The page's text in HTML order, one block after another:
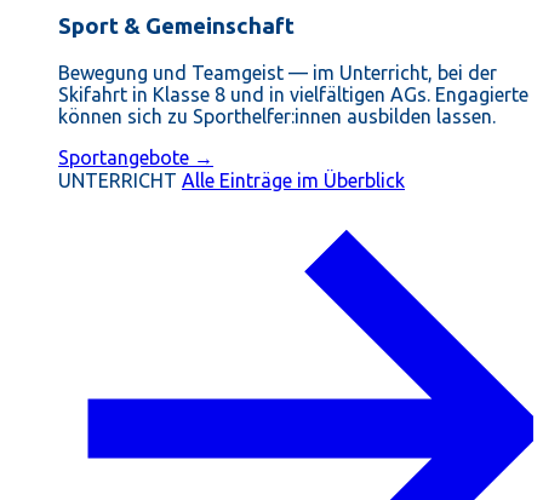
Sport & Gemeinschaft
Bewegung und Teamgeist — im Unterricht, bei der
Skifahrt in Klasse 8 und in vielfältigen AGs. Engagierte
können sich zu Sporthelfer:innen ausbilden lassen.
Sportangebote →
UNTERRICHT Alle Einträge im Überblick